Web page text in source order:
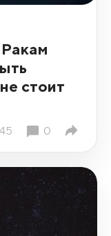
стоит
0